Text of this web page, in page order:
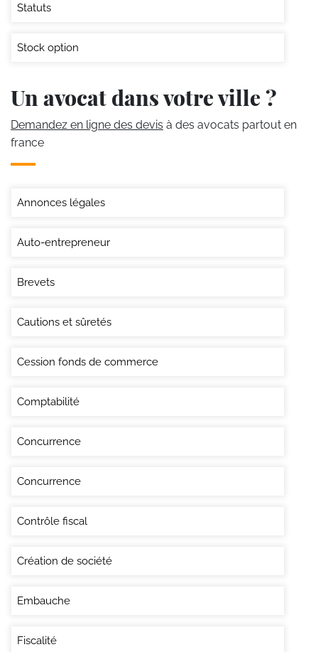
Statuts
Stock option
Un avocat dans votre ville ?
Demandez en ligne des devis à des avocats partout en
france
Annonces légales
Auto-entrepreneur
Brevets
Cautions et sûretés
Cession fonds de commerce
Comptabilité
Concurrence
Concurrence
Contrôle fiscal
Création de société
Embauche
Fiscalité